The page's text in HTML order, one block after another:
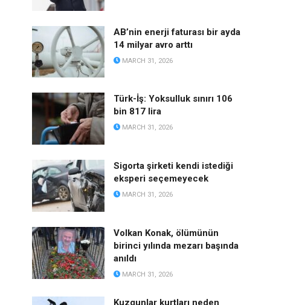
AB’nin enerji faturası bir ayda
14 milyar avro arttı
MARCH 31, 2026
Türk-İş: Yoksulluk sınırı 106
bin 817 lira
MARCH 31, 2026
Sigorta şirketi kendi istediği
eksperi seçemeyecek
MARCH 31, 2026
Volkan Konak, ölümünün
birinci yılında mezarı başında
anıldı
MARCH 31, 2026
Kuzgunlar kurtları neden